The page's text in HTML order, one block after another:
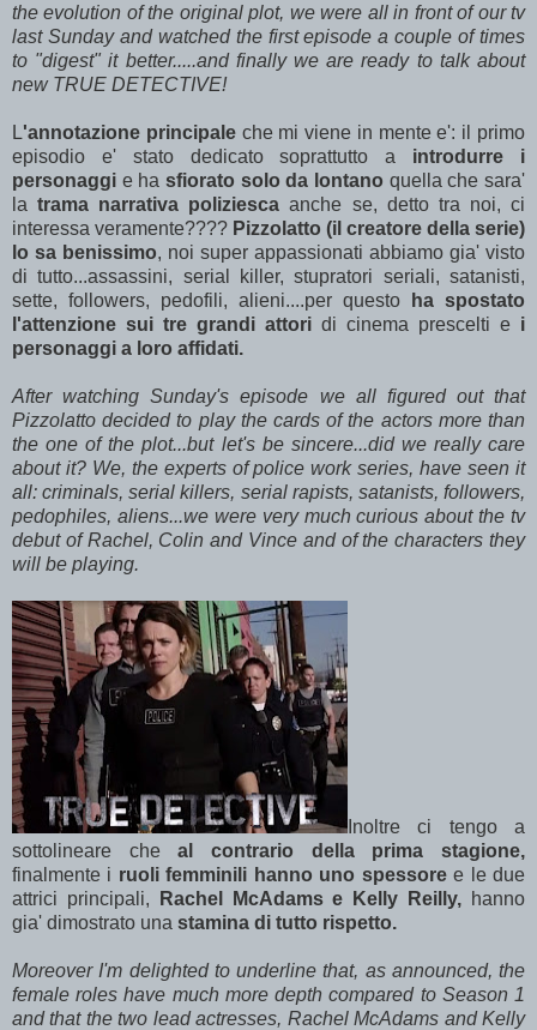
the evolution of the original plot, we were all in front of our tv
last Sunday and watched the first episode a couple of times
to "digest" it better.....and finally we are ready to talk about
new TRUE DETECTIVE!
L'annotazione principaleche mi viene in mente e': il primo
episodio e' stato dedicato soprattutto a introdurre i
personaggi e ha sfiorato solo da lontano quella che sara'
latrama narrativa poliziesca anche se, detto tra noi, ci
interessa veramente???? Pizzolatto (il creatore della serie)
lo sa benissimo, noi super appassionati abbiamo gia' visto
di tutto...assassini, serial killer, stupratori seriali, satanisti,
sette, followers, pedofili, alieni....per questo
ha spostato
l'attenzione sui tre grandi attori di cinema prescelti e i
personaggi a loro affidati.
After watching Sunday's episode we all figured out that
Pizzolatto decided to play the cards of the actors more than
the one of the plot...but let's be sincere...did we really care
about it? We, the experts of police work series, have seen it
all: criminals, serial killers, serial rapists, satanists, followers,
pedophiles, aliens...we were very much curious about the tv
debut of Rachel, Colin and Vince and of the characters they
will be playing.
Inoltre ci tengo a
sottolineare cheal contrario della prima stagione,
finalmente i ruoli femminili hanno uno spessoree le due
attrici principali,
Rachel McAdams e Kelly Reilly, hanno
gia' dimostrato una stamina di tutto rispetto.
Moreover I'm delighted to underline that, as announced, the
female roles have much more depth compared to Season 1
and that the two lead actresses, Rachel McAdams and Kelly